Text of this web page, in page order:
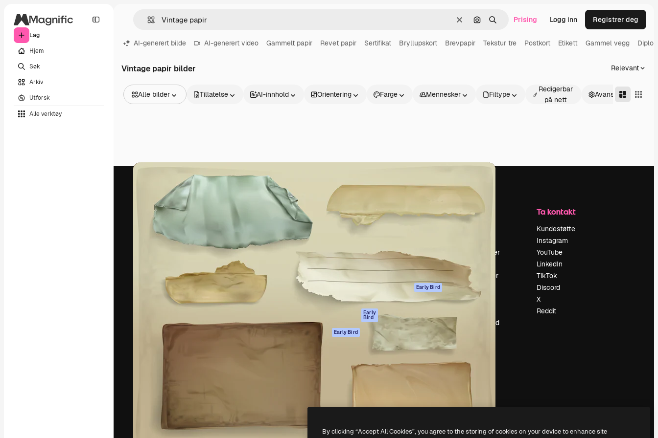
Lag
Hjem
Søk
Arkiv
Utforsk
Alle verktøy
Slett Søk etter bilde
Søk Prising Logg inn Registrer deg
AI-generert bilde AI-generert video Gammelt papir Revet papir Sertifikat Bryllupskort Brevpapir Tekstur tre Postkort Etikett Gammel vegg
Vintage papir bilder Relevant
Alle bilder
Videoer
Bevegelsesgrafikk
3D-modeller
Tillatelse AI-innhold Orientering Farge Mennesker Filtype
Redigerbar
på nett
Avansert
beste arbeid. Mer enn 1 million abonnenter
blant kreative, selskaper, byråer og studioer.
Produkter
Spaces
AI-assistent
AI Image Generator
AI-videogenerator
Arkivinnhold
Claude/ChatGPT
Early
Bird
Agenter Early Bird
Mobilapp
Alle Magnific-
Kom i gang
Support
Vilkår for bruk
Personvernerklæring
Originaler
Early Bird
Retningslinjer for
Tillitssenter
For bedrifter
Selskap
Anmeldelser
Karrierer
Søketrender
Blogg
Hendelser
Selg innhold
Ta kontakt
Kundestøtte
Instagram
YouTube
LinkedIn
TikTok
Discord
X
Reddit
Alle rettigheter forbeholdt.
By clicking “Accept All Cookies”, you agree to the storing of cookies on your device to enhance site